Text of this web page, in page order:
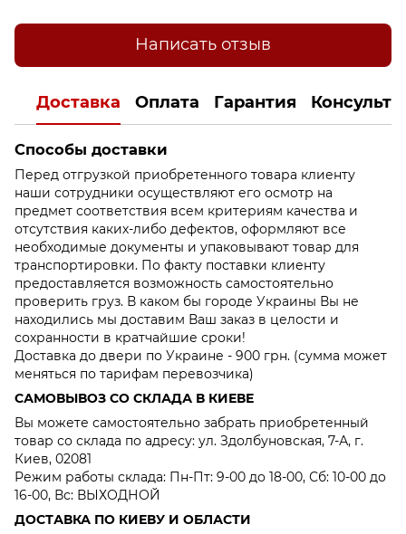
Написать отзыв
Доставка Оплата Гарантия
Способы доставки
Перед отгрузкой приобретенного товара клиенту
наши сотрудники осуществляют его осмотр на
предмет соответствия всем критериям качества и
отсутствия каких-либо дефектов, оформляют все
необходимые документы и упаковывают товар для
транспортировки. По факту поставки клиенту
предоставляется возможность самостоятельно
проверить груз. В каком бы городе Украины Вы не
находились мы доставим Ваш заказ в целости и
сохранности в кратчайшие сроки!
Доставка до двери по Украине - 900 грн. (сумма может
меняться по тарифам перевозчика)
САМОВЫВОЗ СО СКЛАДА В КИЕВЕ
Вы можете самостоятельно забрать приобретенный
товар со склада по адресу: ул. Здолбуновская, 7-А, г.
Киев, 02081
Режим работы склада: Пн-Пт: 9-00 до 18-00, Сб: 10-00 до
16-00, Вс: ВЫХОДНОЙ
ДОСТАВКА ПО КИЕВУ И ОБЛАСТИ